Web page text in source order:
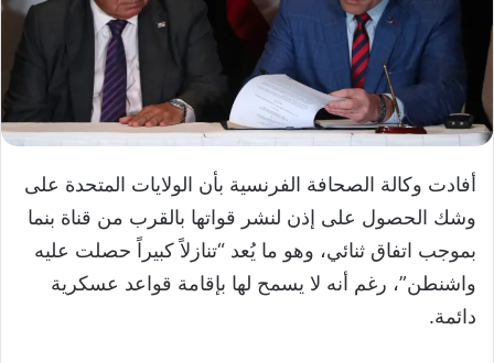
أفادت وكالة الصحافة الفرنسية بأن الولايات المتحدة على
وشك الحصول على إذن لنشر قواتها بالقرب من قناة بنما
بموجب اتفاق ثنائي، وهو ما يُعد “تنازلاً كبيراً حصلت عليه
واشنطن”، رغم أنه لا يسمح لها بإقامة قواعد عسكرية
دائمة.